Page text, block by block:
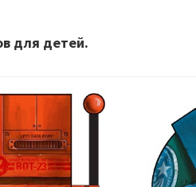
для детей.